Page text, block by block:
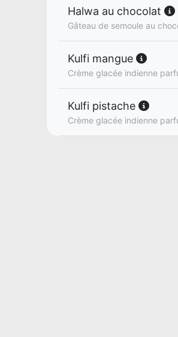
Halwa au chocolat
Gâteau de semoule au
Kulfi mangue
Crème glacée indienne
Kulfi pistache
Crème glacée indienne